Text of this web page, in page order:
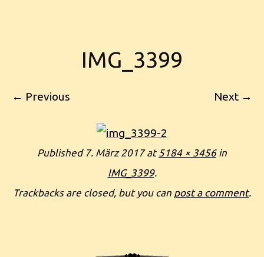
IMG_3399
← Previous Next →
Published 7. März 2017at5184 × 3456in
IMG_3399.
Trackbacks are closed, but you can post a comment.